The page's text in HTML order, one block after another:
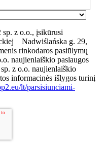
z o.o., įsikūrusi
Nadwiślańska g. 29,
rinkodaros pasiūlymų
naujienlaiškio paslaugos
z o.o. naujienlaiškio
informacinės išlygos turinį
lt/parsisiunciami-